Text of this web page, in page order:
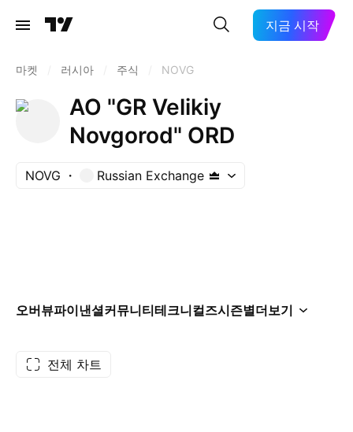
지금 시작
마켓 러시아 주식 NOVG
AO "GR Velikiy
Novgorod" ORD
NOVG Russian Exchange
오버뷰파이낸셜커뮤니티테크니컬즈시즌별더보기
전체 차트